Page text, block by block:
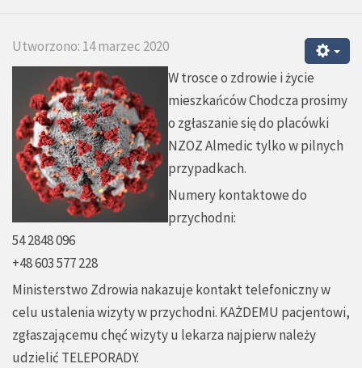
Utworzono: 14 marzec 2020
W trosce o zdrowie i życie
mieszkańców Chodcza prosimy
o zgłaszanie się do placówki
NZOZ Almedic tylko w pilnych
przypadkach.
Numery kontaktowe do
przychodni:
54 2848 096
+48 603 577 228
Ministerstwo Zdrowia nakazuje kontakt telefoniczny w
celu ustalenia wizyty w przychodni. KAŻDEMU pacjentowi,
zgłaszającemu chęć wizyty u lekarza najpierw należy
udzielić TELEPORADY.